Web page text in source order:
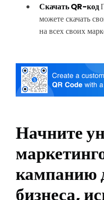
Скачать QR-код
можете скачать
на всех своих
Начните
кампанию
бизнеса,